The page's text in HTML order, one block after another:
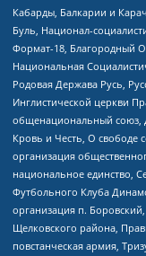
Кабарды, Балкарии и
Буль, Национал-
Формат-18, Благородный
Национальная
Родовая Держава Русь,
Инглистической церкви
общенациональный союз,
Кровь и Честь, О свободе
организация
национальное единство,
Футбольного Клуба
организация п.
Щелковского района,
повстанческая армия,